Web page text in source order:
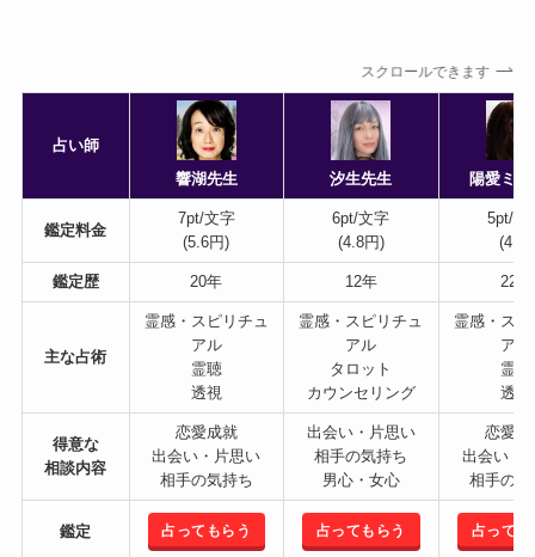
スクロールできます
占い師
響湖先生
汐生先生 陽愛ミ
鑑定料金
7pt/文字
(5.6円)
6pt/文字
(4.8円)
5pt/文
(4円)
鑑定歴 20年 12年 22年
主な占術
霊感・スピリチュ
アル
霊聴
透視
霊感・スピリチュ
アル
タロット
カウンセリング
霊感・ス
アル
霊視
透視
得意な
相談内容
恋愛成就
出会い・片思い
相手の気持ち
出会い・片思い
相手の気持ち
男心・女心
恋愛成
出会い・
相手の
鑑定 占ってもらう 占ってもらう 占っても